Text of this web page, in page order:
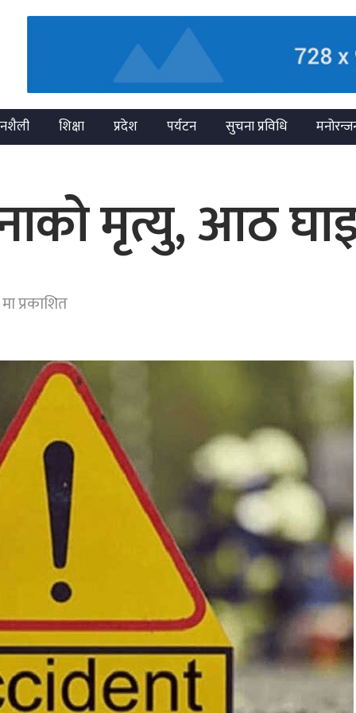
शिक्षा प्रदेश पर्यटन सुचना प्रविधि
मृत्यु, आठ
मा प्रकाशित